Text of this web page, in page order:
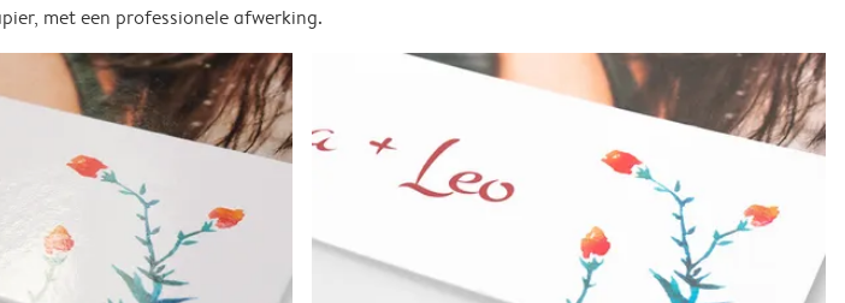
met een professionele afwerking.